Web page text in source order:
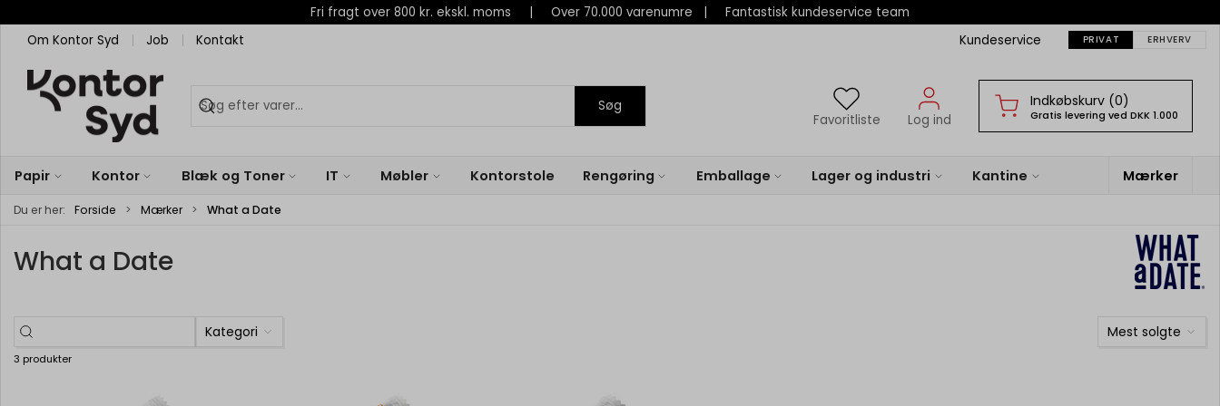
Fri fragt over 800 kr. ekskl. moms | Over 70.000 varenumre | Fantastisk kundeservice team
Om Kontor Syd
Job Kontakt Kundeservice PRIVAT ERHVERV
Søg
Favoritliste
Log ind
Indkøbskurv (0)
Gratis levering ved DKK 1.000
Papir Kontor Blæk og Toner IT Møbler Kontorstole Rengøring Emballage Lager og industri Kantine Mærker
Du er her: Forside Mærker What a Date
What a Date
Kategori Mest solgte
3 produkter